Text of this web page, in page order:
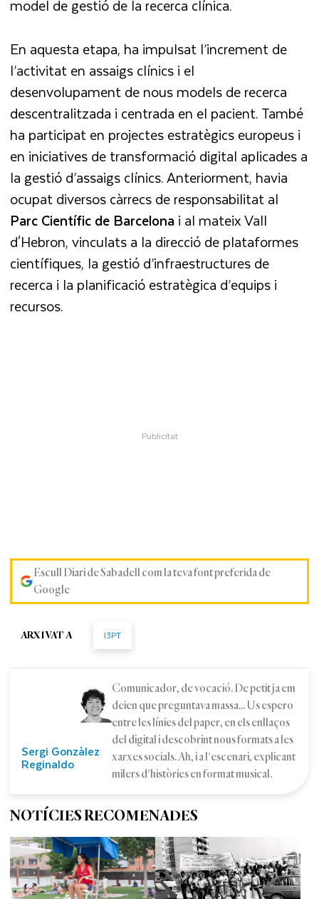
model de gestió de la recerca clínica.
En aquesta etapa, ha impulsat l’increment de
l’activitat en assaigs clínics i el
desenvolupament de nous models de recerca
descentralitzada i centrada en el pacient. També
ha participat en projectes estratègics europeus i
en iniciatives de transformació digital aplicades a
la gestió d’assaigs clínics. Anteriorment, havia
ocupat diversos càrrecs de responsabilitat al
Parc Científic de Barcelonai al mateix Vall
d'Hebron, vinculats a la direcció de plataformes
científiques, la gestió d’infraestructures de
recerca i la planificació estratègica d’equips i
recursos.
Escull Diari de Sabadell com la teva font preferida de
Google
ARXIVAT A I3PT
Sergi Gonzàlez
Reginaldo
Comunicador, de vocació. De petit ja em
deien que preguntava massa... Us espero
entre les línies del paper, en els enllaços
del digital i descobrint nous formats a les
xarxes socials. Ah, i a l'escenari, explicant
milers d'històries en format musical.
NOTÍCIES RECOMENADES